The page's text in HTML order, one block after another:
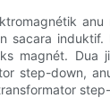
sacara
magnét. Dua
step-down,